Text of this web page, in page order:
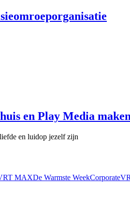
en Play Media
en luidop jezelf zijn
MAXDe Warmste WeekCorporate